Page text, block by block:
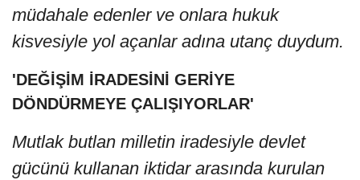
müdahale edenler ve onlara hukuk
kisvesiyle yol açanlar adına utanç duydum.
'DEĞİŞİM İRADESİNİ GERİYE
DÖNDÜRMEYE ÇALIŞIYORLAR'
Mutlak butlan milletin iradesiyle devlet
gücünü kullanan iktidar arasında kurulan